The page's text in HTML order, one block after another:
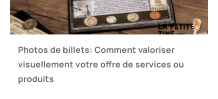
Photos de billets: Comment valoriser
visuellement votre offre de services ou
produits